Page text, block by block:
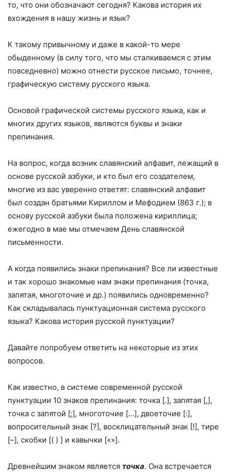
то, что они обозначают сегодня? Какова история их
вхождения в нашу жизнь и язык?
К такому привычному и даже в какой-то мере
обыденному (в силу того, что мы сталкиваемся с этим
повседневно) можно отнести русское письмо, точнее,
графическую систему русского языка.
Основой графической системы русского языка, как и
многих других языков, являются буквы и знаки
препинания.
На вопрос, когда возник славянский алфавит, лежащий в
основе русской азбуки, и кто был его создателем,
многие из вас уверенно ответят: славянский алфавит
был создан братьями Кириллом и Мефодием (863 г.); в
основу русской азбуки была положена кириллица;
ежегодно в мае мы отмечаем День славянской
письменности.
А когда появились знаки препинания? Все ли известные
и так хорошо знакомые нам знаки препинания (точка,
запятая, многоточие и др.) появились одновременно?
Как складывалась пунктуационная система русского
языка? Какова история русской пунктуации?
Давайте попробуем ответить на некоторые из этих
вопросов.
Как известно, в системе современной русской
пунктуации 10 знаков препинания: точка [.], запятая [,],
точка с запятой [;], многоточие […], двоеточие [:],
вопросительный знак [?], восклицательный знак [!], тире
[–], скобки [( ) ] и кавычки [«»].
Древнейшим знаком является точка. Она встречается